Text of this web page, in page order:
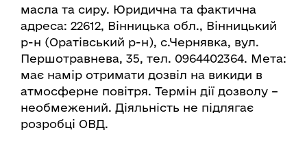
масла та сиру. Юридична та фактична
адреса: 22612, Вінницька обл., Вінницький
р-н (Оратівський р-н), с.Чернявка, вул.
Першотравнева, 35, тел. 0964402364. Мета:
має намір отримати дозвіл на викиди в
атмосферне повітря. Термін дії дозволу –
необмежений. Діяльність не підлягає
розробці ОВД.